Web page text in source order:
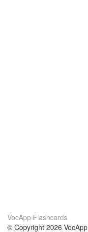
VocApp Flashcards
© Copyright 2026 VocApp